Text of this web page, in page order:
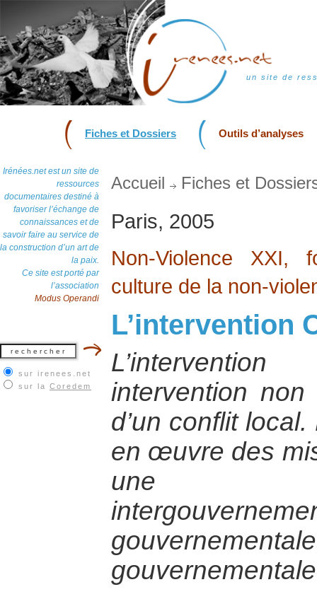
un site de
Fiches et Dossiers Outils d’analyses
Irénées.net est un site de
ressources
documentaires destiné à
favoriser l’échange de
connaissances et de
savoir faire au service de
la construction d’un art de
la paix.
Ce site est porté par
l’association
Modus Operandi
sur irenees.net
sur la Coredem
Accueil Fiches et
Paris, 2005
Non-Violence XXI,
culture de la non-
L’intervention
intervention
d’un conflit
en œuvre des
une